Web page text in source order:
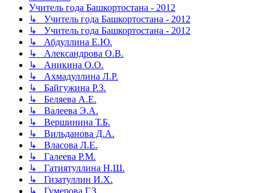
Учитель года Башкортостана - 2012
↳ Учитель года Башкортостана - 2012
↳ Учитель года Башкортостана - 2012
↳ Абдуллина Е.Ю.
↳ Александрова О.В.
↳ Аникина О.О.
↳ Ахмадуллина Л.Р.
↳ Байгужина Р.З.
↳ Беляева А.Е.
↳ Валеева Э.А.
↳ Вершинина Т.Б.
↳ Вильданова Д.А.
↳ Власова Л.Е.
↳ Галеева Р.М.
↳ Гатиятуллина Н.Ш.
↳ Гизатуллин И.Х.
↳ Гумерова Г.З.